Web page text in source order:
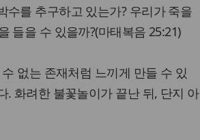
수를 추구하고 있는가? 우리가 죽을
들을 수 있을까?(마태복음 25:21)
없는 존재처럼 느끼게 만들 수 있
. 화려한 불꽃놀이가 끝난 뒤, 단지 아